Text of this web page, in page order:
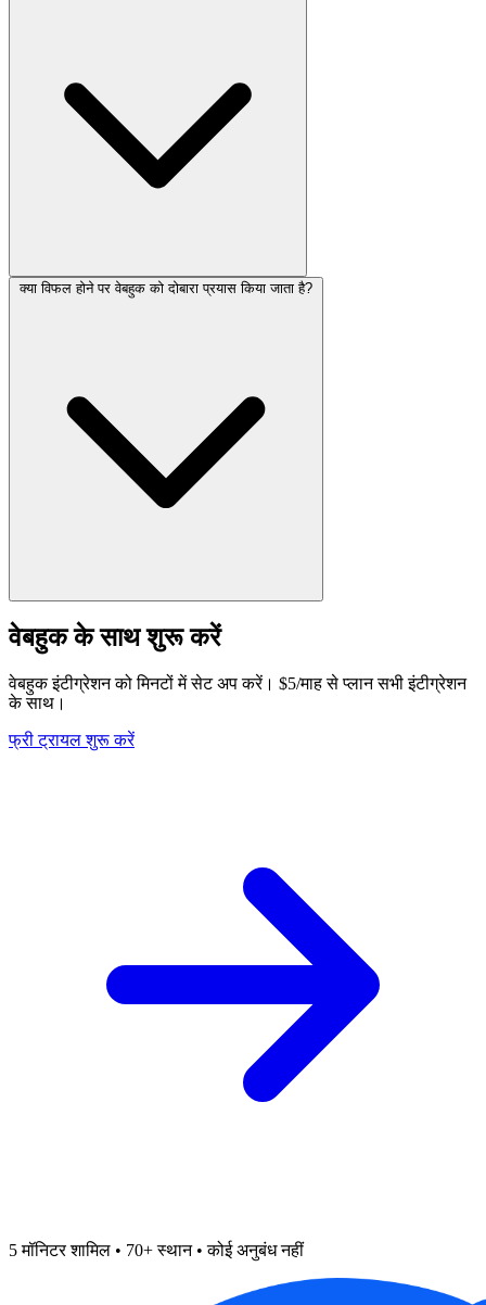
क्या विफल होने पर वेबहुक को दोबारा प्रयास किया जाता है?
वेबहुक के साथ शुरू करें
वेबहुक इंटीग्रेशन को मिनटों में सेट अप करें। $5/माह से प्लान सभी इंटीग्रेशन
के साथ।
फ्री ट्रायल शुरू करें
5 मॉनिटर शामिल • 70+ स्थान • कोई अनुबंध नहीं